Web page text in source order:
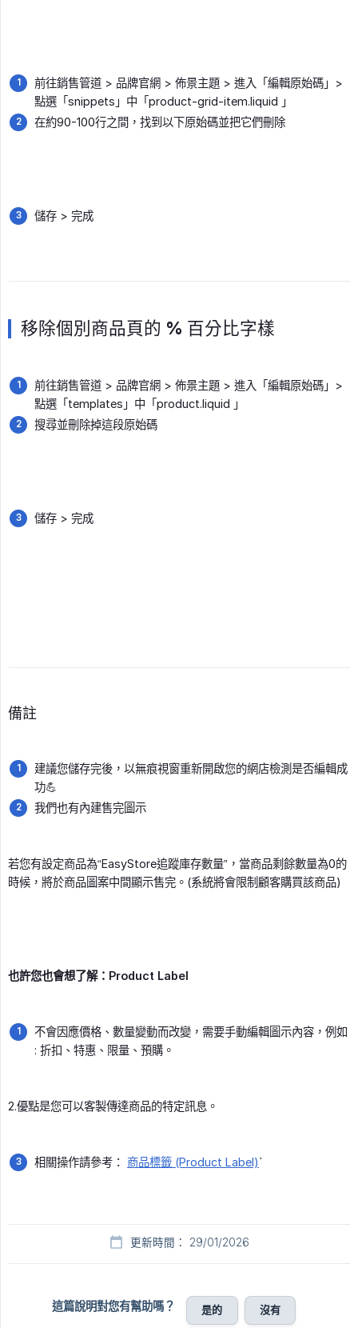
前往銷售管道 > 品牌官網 > 佈景主題 > 進入「編輯原始碼」>
點選「snippets」中「product-grid-item.liquid 」
在約90-100行之間，找到以下原始碼並把它們刪除
儲存 > 完成
移除個別商品頁的 % 百分比字樣
前往銷售管道 > 品牌官網 > 佈景主題 > 進入「編輯原始碼」>
點選「templates」中「product.liquid 」
搜尋並刪除掉這段原始碼
儲存 > 完成
備註
建議您儲存完後，以無痕視窗重新開啟您的網店檢測是否編輯成
功💪
我們也有內建售完圖示
若您有設定商品為“EasyStore追蹤庫存數量”，當商品剩餘數量為0的
時候，將於商品圖案中間顯示售完。(系統將會限制顧客購買該商品)
也許您也會想了解：Product Label
不會因應價格、數量變動而改變，需要手動編輯圖示內容，例如
: 折扣、特惠、限量、預購。
2.優點是您可以客製傳達商品的特定訊息。
相關操作請參考： 商品標籤 (Product Label)`
更新時間： 29/01/2026
這篇說明對您有幫助嗎？ 是的 沒有